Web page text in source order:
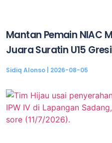
Mantan Pemain NIAC
Juara Suratin U15
Sidiq Alonso 2026-08-05